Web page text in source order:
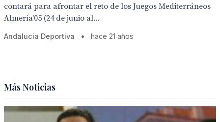
contará para afrontar el reto de los Juegos Mediterráneos
Almería'05 (24 de junio al...
Andalucia Deportiva • hace 21 años
Más Noticias